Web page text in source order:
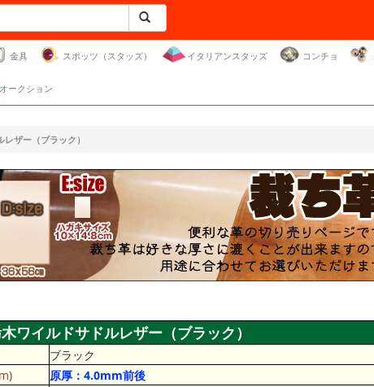
金具 スポッツ（スタッズ） イタリアンスタッズ コンチョ
オークション
ザー（ブラック）
ワイルドサドルレザー（ブラック）
ブラック
原厚：4.0mm前後